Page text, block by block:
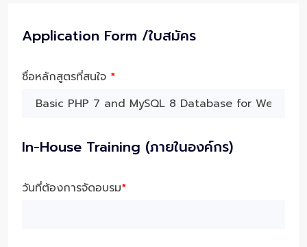
Application Form /ใบสมัคร
ชื่อหลักสูตรที่สนใจ *
In-House Training (ภายในองค์กร)
วันที่ต้องการจัดอบรม*